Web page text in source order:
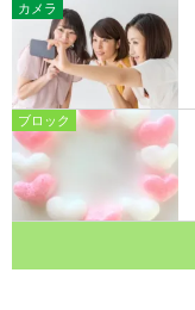
カメラ
ブロック